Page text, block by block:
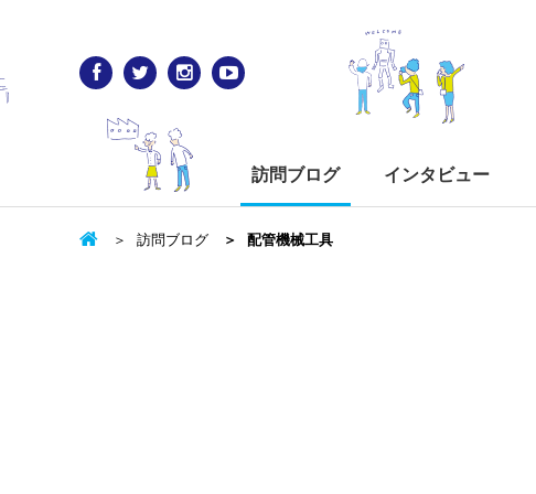
訪問ブログ インタビュー
訪問ブログ 配管機械工具